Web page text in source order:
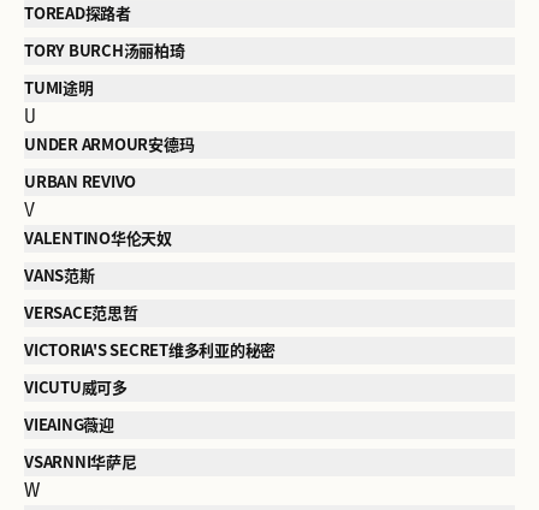
TOREAD探路者
TORY BURCH汤丽柏琦
TUMI途明
U
UNDER ARMOUR安德玛
URBAN REVIVO
V
VALENTINO华伦天奴
VANS范斯
VERSACE范思哲
VICTORIA'S SECRET维多利亚的秘密
VICUTU威可多
VIEAING薇迎
VSARNNI华萨尼
W